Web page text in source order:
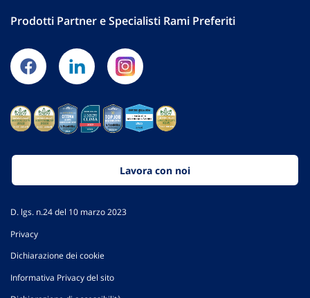
Prodotti Partner e Specialisti Rami Preferiti
Lavora con noi
D. lgs. n.24 del 10 marzo 2023
Privacy
Dichiarazione dei cookie
Informativa Privacy del sito